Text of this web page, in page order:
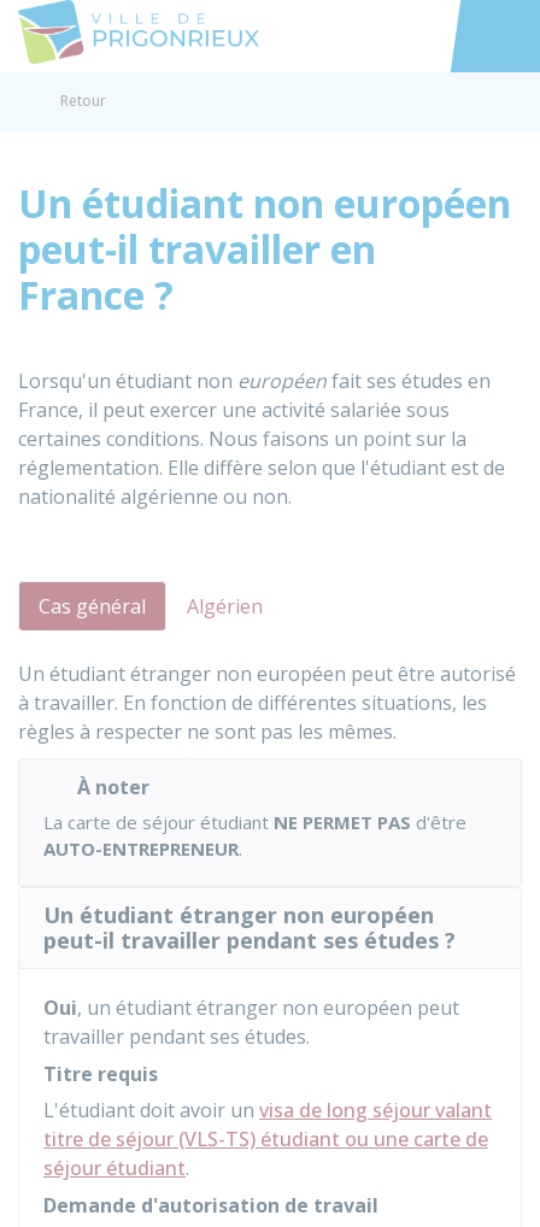
Accéder
Retour
Un étudiant non européen
peut-il travailler en
France ?
Lorsqu'un étudiant non européenfait ses études en
France, il peut exercer une activité salariée sous
certaines conditions. Nous faisons un point sur la
réglementation. Elle diffère selon que l'étudiant est de
nationalité algérienne ou non.
Cas général Algérien
Un étudiant étranger non européen peut être autorisé
à travailler. En fonction de différentes situations, les
règles à respecter ne sont pas les mêmes.
À noter
La carte de séjour étudiant NE PERMET PAS d'être
AUTO-ENTREPRENEUR.
Un étudiant étranger non européen
peut-il travailler pendant ses études ?
Oui, un étudiant étranger non européen peut
travailler pendant ses études.
Titre requis
L'étudiant doit avoir un visa de long séjour valant
titre de séjour (VLS-TS) étudiant ou une carte de
séjour étudiant.
Demande d'autorisation de travail